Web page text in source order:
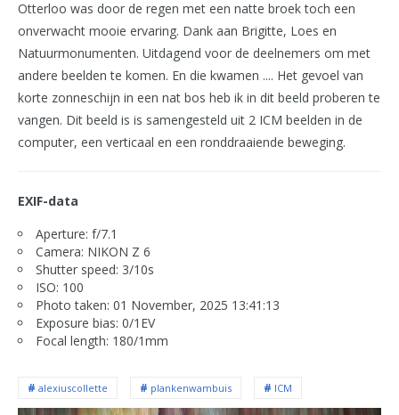
Otterloo was door de regen met een natte broek toch een
onverwacht mooie ervaring. Dank aan Brigitte, Loes en
Natuurmonumenten. Uitdagend voor de deelnemers om met
andere beelden te komen. En die kwamen .... Het gevoel van
korte zonneschijn in een nat bos heb ik in dit beeld proberen te
vangen. Dit beeld is is samengesteld uit 2 ICM beelden in de
computer, een verticaal en een ronddraaiende beweging.
EXIF-data
Aperture: f/7.1
Camera: NIKON Z 6
Shutter speed: 3/10s
ISO: 100
Photo taken: 01 November, 2025 13:41:13
Exposure bias: 0/1EV
Focal length: 180/1mm
alexiuscollette plankenwambuis ICM